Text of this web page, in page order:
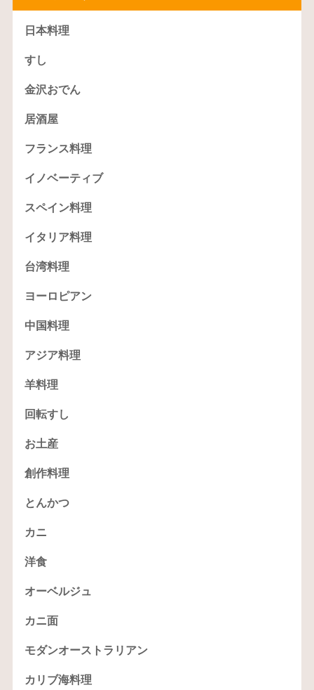
日本料理
すし
金沢おでん
居酒屋
フランス料理
イノベーティブ
スペイン料理
イタリア料理
台湾料理
ヨーロピアン
中国料理
アジア料理
羊料理
回転すし
お土産
創作料理
とんかつ
カニ
洋食
オーベルジュ
カニ面
モダンオーストラリアン
カリブ海料理